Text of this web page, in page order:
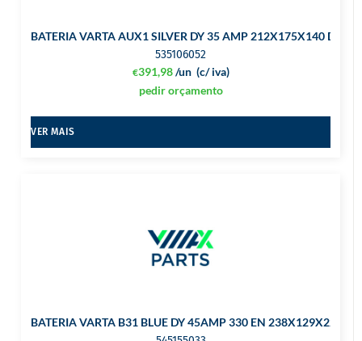
BATERIA VARTA AUX1 SILVER DY 35 AMP 212X175X140 DTA
535106052
€391,98 (c/ iva)
/un
pedir orçamento
VER MAIS
BATERIA VARTA B31 BLUE DY 45AMP 330 EN 238X129X227